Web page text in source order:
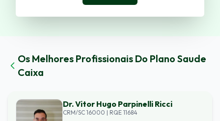
Os Melhores Profissionais Do Plano Saude
Caixa
Dr. Vitor Hugo Parpinelli Ricci
CRM/SC 16000 | RQE 11684